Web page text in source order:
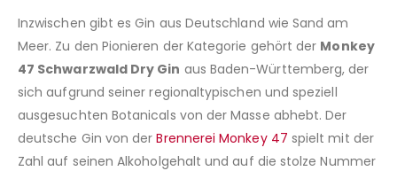
Inzwischen gibt es Gin aus Deutschland wie Sand am
Meer. Zu den Pionieren der Kategorie gehört der Monkey
47 Schwarzwald Dry Gin aus Baden-Württemberg, der
sich aufgrund seiner regionaltypischen und speziell
ausgesuchten Botanicals von der Masse abhebt. Der
deutsche Gin von derBrennerei Monkey 47 spielt mit der
Zahl auf seinen Alkoholgehalt und auf die stolze Nummer